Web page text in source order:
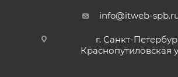
info@itweb-
г. Санкт-
Краснопутиловская